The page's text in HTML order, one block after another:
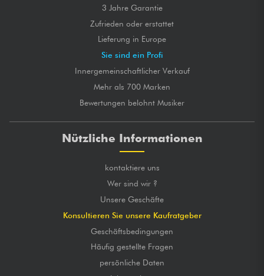
3 Jahre Garantie
Zufrieden oder erstattet
Lieferung in Europe
Sie sind ein Profi
Innergemeinschaftlicher Verkauf
Mehr als 700 Marken
Bewertungen belohnt Musiker
Nützliche Informationen
kontaktiere uns
Wer sind wir ?
Unsere Geschäfte
Konsultieren Sie unsere Kaufratgeber
Geschäftsbedingungen
Häufig gestellte Fragen
persönliche Daten